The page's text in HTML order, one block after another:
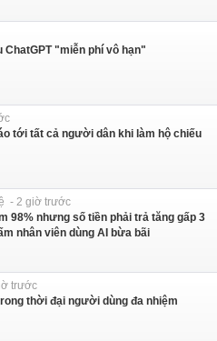
ChatGPT "miễn phí vô hạn"
tới tất cả người dân khi làm hộ chiếu
- 2 giờ trước
98% nhưng số tiền phải trả tăng gấp 3
nhân viên dùng AI bừa bãi
trước
thời đại người dùng đa nhiệm